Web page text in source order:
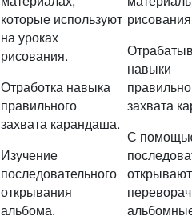
которые используют
на уроках
рисования.
Отработка навыка
правильного
захвата карандаша.
Изучение
последовательного
открывания
альбома.
навыки
захвата
С